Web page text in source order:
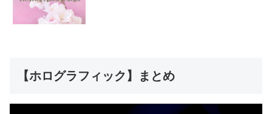
【ホログラフィック】まとめ